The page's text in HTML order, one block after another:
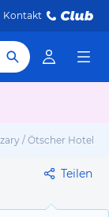
Kontakt
/ Ötscher Hotels
Teilen